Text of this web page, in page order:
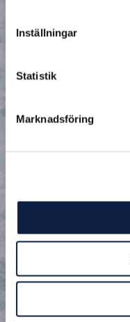
Inställningar
Statistik
Marknadsföring